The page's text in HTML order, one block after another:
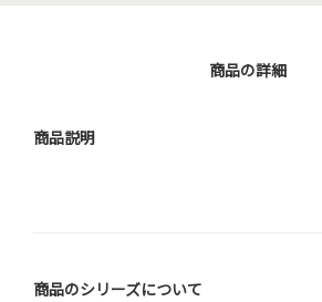
商品の詳細
商品説明
商品のシリーズについて